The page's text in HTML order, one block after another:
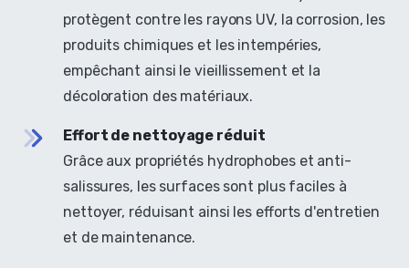
protègent contre les rayons UV, la corrosion, les
produits chimiques et les intempéries,
empêchant ainsi le vieillissement et la
décoloration des matériaux.
Effort de nettoyage réduit
Grâce aux propriétés hydrophobes et anti-
salissures, les surfaces sont plus faciles à
nettoyer, réduisant ainsi les efforts d'entretien
et de maintenance.